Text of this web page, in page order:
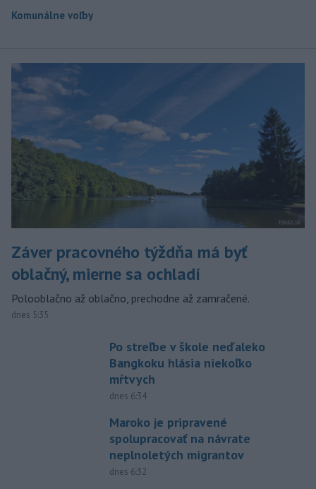
Komunálne voľby
Záver pracovného týždňa má byť
oblačný, mierne sa ochladí
Polooblačno až oblačno, prechodne až zamračené.
dnes 5:35
Po streľbe v škole neďaleko
Bangkoku hlásia niekoľko
mŕtvych
dnes 6:34
Maroko je pripravené
spolupracovať na návrate
neplnoletých migrantov
dnes 6:32